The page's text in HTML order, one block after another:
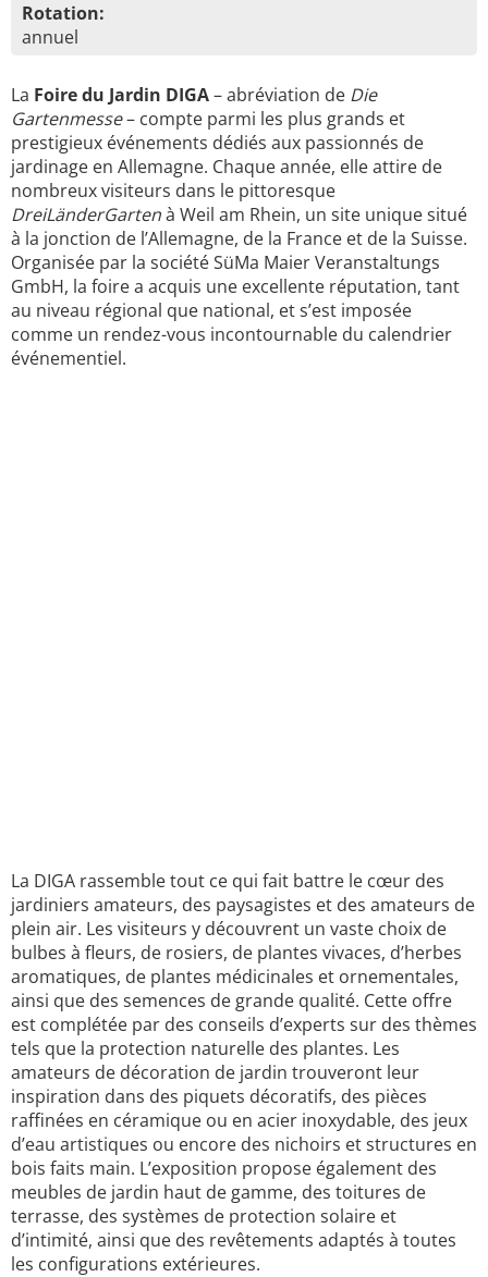
Rotation:
annuel
La Foire du Jardin DIGA– abréviation de Die
Gartenmesse– compte parmi les plus grands et
prestigieux événements dédiés aux passionnés de
jardinage en Allemagne. Chaque année, elle attire de
nombreux visiteurs dans le pittoresque
DreiLänderGartenà Weil am Rhein, un site unique situé
à la jonction de l’Allemagne, de la France et de la Suisse.
Organisée par la société SüMa Maier Veranstaltungs
GmbH, la foire a acquis une excellente réputation, tant
au niveau régional que national, et s’est imposée
comme un rendez-vous incontournable du calendrier
événementiel.
La DIGA rassemble tout ce qui fait battre le cœur des
jardiniers amateurs, des paysagistes et des amateurs de
plein air. Les visiteurs y découvrent un vaste choix de
bulbes à fleurs, de rosiers, de plantes vivaces, d’herbes
aromatiques, de plantes médicinales et ornementales,
ainsi que des semences de grande qualité. Cette offre
est complétée par des conseils d’experts sur des thèmes
tels que la protection naturelle des plantes. Les
amateurs de décoration de jardin trouveront leur
inspiration dans des piquets décoratifs, des pièces
raffinées en céramique ou en acier inoxydable, des jeux
d’eau artistiques ou encore des nichoirs et structures en
bois faits main. L’exposition propose également des
meubles de jardin haut de gamme, des toitures de
terrasse, des systèmes de protection solaire et
d’intimité, ainsi que des revêtements adaptés à toutes
les configurations extérieures.